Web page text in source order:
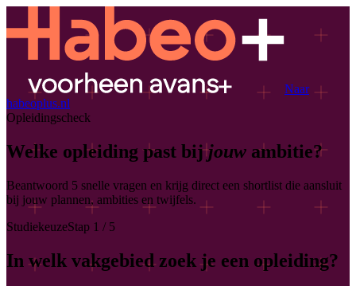
Naar
habeoplus.nl
Opleidingscheck
Welke opleiding past bijjouw ambitie?
Beantwoord 5 snelle vragen en krijg direct een shortlist die aansluit
bij jouw plannen, ambities en twijfels.
StudiekeuzeStap 1 / 5
In welk vakgebied zoek je een opleiding?